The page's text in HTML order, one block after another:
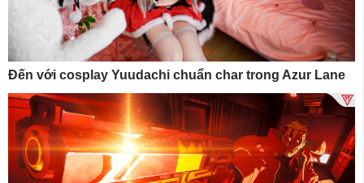
Đến với cosplay Yuudachi chuẩn char trong Azur Lane